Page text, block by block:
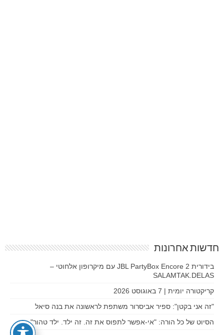
חדשות אחרונות
בידורית JBL PartyBox Encore 2 עם מיקרופון אלחוטי –
SALAMTAK.DELAS
קריקטורה יומית | 7 באוגוסט 2026
"זה אני בקטן": ספיר אביסרור משתפת לראשונה את בנה סיאל
הסיוט של כל הורה: "אי-אפשר לתפוס את זה. זה ילד. ילד טהור"